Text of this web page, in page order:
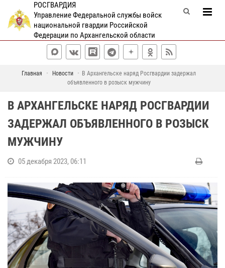
РОСГВАРДИЯ
Управление Федеральной службы войск
национальной гвардии Российской
Федерации по Архангельской области
Главная Новости
В Архангельске наряд Росгвардии задержал
объявленного в розыск мужчину
В АРХАНГЕЛЬСКЕ НАРЯД РОСГВАРДИИ
ЗАДЕРЖАЛ ОБЪЯВЛЕННОГО В РОЗЫСК
МУЖЧИНУ
05 декабря 2023, 06:11